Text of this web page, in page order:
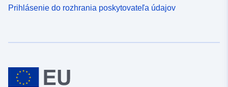
Prihlásenie do rozhrania poskytovateľa údajov